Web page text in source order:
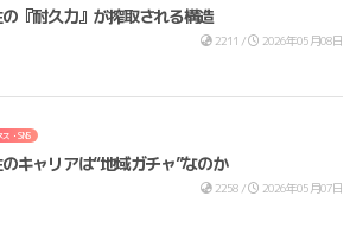
『耐久力』が搾取される構造
2211 / 2026年05月08日
ス・SNS
キャリアは“地域ガチャ”なのか
2258 / 2026年05月07日